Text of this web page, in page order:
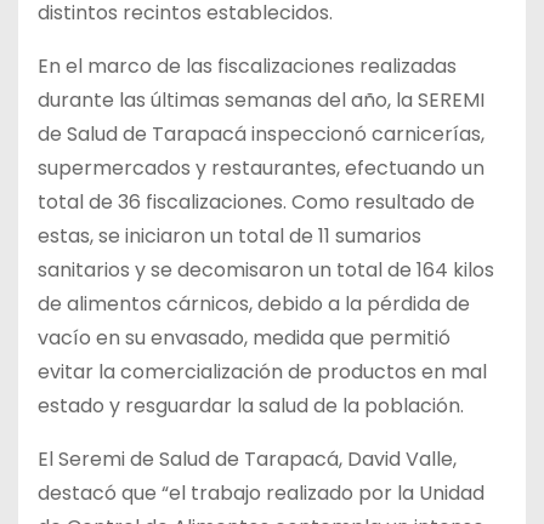
distintos recintos establecidos.
En el marco de las fiscalizaciones realizadas
durante las últimas semanas del año, la SEREMI
de Salud de Tarapacá inspeccionó carnicerías,
supermercados y restaurantes, efectuando un
total de 36 fiscalizaciones. Como resultado de
estas, se iniciaron un total de 11 sumarios
sanitarios y se decomisaron un total de 164 kilos
de alimentos cárnicos, debido a la pérdida de
vacío en su envasado, medida que permitió
evitar la comercialización de productos en mal
estado y resguardar la salud de la población.
El Seremi de Salud de Tarapacá, David Valle,
destacó que “el trabajo realizado por la Unidad